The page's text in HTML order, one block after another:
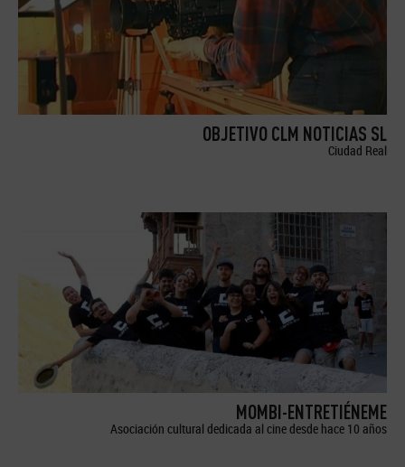
OBJETIVO CLM NOTICIAS SL
Ciudad Real
MOMBI-ENTRETIÉNEME
Asociación cultural dedicada al cine desde hace 10 años